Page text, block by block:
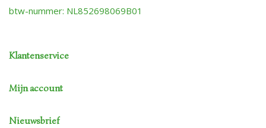
btw-nummer: NL852698069B01
Klantenservice
Mijn account
Nieuwsbrief